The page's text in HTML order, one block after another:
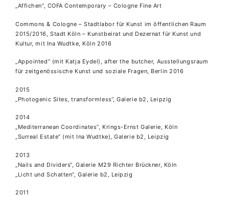
„Affichen“, COFA Contemporary – Cologne Fine Art
Commons & Cologne – Stadtlabor für Kunst im öffentlichen Raum
2015/2016, Stadt Köln – Kunstbeirat und Dezernat für Kunst und
Kultur, mit Ina Wudtke, Köln 2016
„Appointed“ (mit Katja Eydel), after the butcher, Ausstellungsraum
für zeitgenössische Kunst und soziale Fragen, Berlin 2016
2015
„Photogenic Sites, transformless“, Galerie b2, Leipzig
2014
„Mediterranean Coordinates”, Krings-Ernst Galerie, Köln
„Surreal Estate” (mit Ina Wudtke), Galerie b2, Leipzig
2013
„Nails and Dividers“, Galerie M29 Richter Brückner, Köln
„Licht und Schatten“, Galerie b2, Leipzig
2011